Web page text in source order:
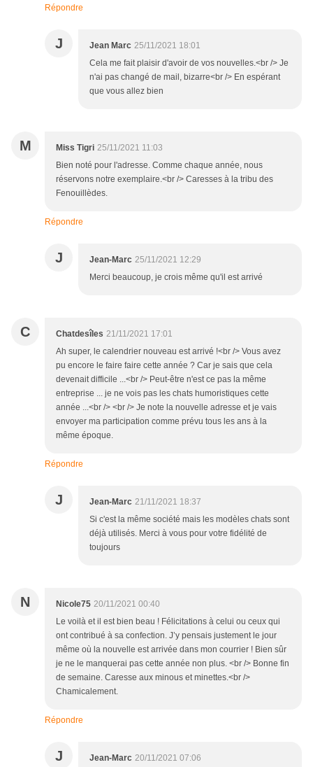
Répondre
J Jean Marc 25/11/2021 18:01
Cela me fait plaisir d'avoir de vos nouvelles.<br /> Je
n'ai pas changé de mail, bizarre<br /> En espérant
que vous allez bien
M Miss Tigri 25/11/2021 11:03
Bien noté pour l'adresse. Comme chaque année, nous
réservons notre exemplaire.<br /> Caresses à la tribu des
Fenouillèdes.
Répondre
J Jean-Marc 25/11/2021 12:29
Merci beaucoup, je crois même qu'il est arrivé
C Chatdesîles 21/11/2021 17:01
Ah super, le calendrier nouveau est arrivé !<br /> Vous avez
pu encore le faire faire cette année ? Car je sais que cela
devenait difficile ...<br /> Peut-être n'est ce pas la même
entreprise ... je ne vois pas les chats humoristiques cette
année ...<br /> <br /> Je note la nouvelle adresse et je vais
envoyer ma participation comme prévu tous les ans à la
même époque.
Répondre
J Jean-Marc 21/11/2021 18:37
Si c'est la même société mais les modèles chats sont
déjà utilisés. Merci à vous pour votre fidélité de
toujours
N Nicole75 20/11/2021 00:40
Le voilà et il est bien beau ! Félicitations à celui ou ceux qui
ont contribué à sa confection. J’y pensais justement le jour
même où la nouvelle est arrivée dans mon courrier ! Bien sûr
je ne le manquerai pas cette année non plus. <br /> Bonne fin
de semaine. Caresse aux minous et minettes.<br />
Chamicalement.
Répondre
J Jean-Marc 20/11/2021 07:06